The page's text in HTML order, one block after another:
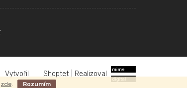
zde. Rozumím
Shoptet Realizoval